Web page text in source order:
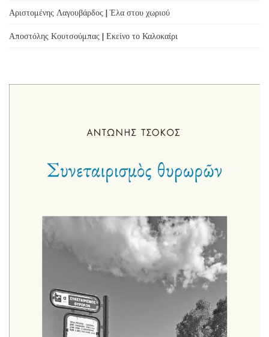
Αριστομένης Λαγουβάρδος | Έλα στου χωριού
Αποστόλης Κουτσούμπας | Εκείνο το Καλοκαίρι